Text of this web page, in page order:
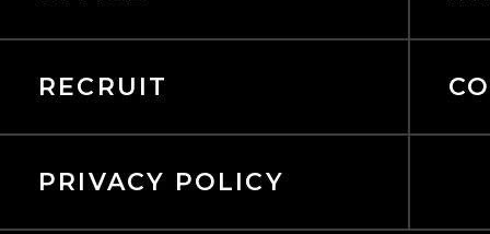
RECRUIT
PRIVACY POLICY